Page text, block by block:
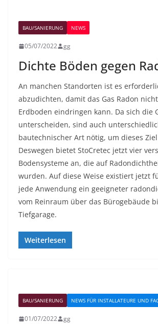
BAU/SANIERUNG NEWS
05/07/2022 gg
Dichte Böden gegen
An manchen Standorten ist es
abzudichten, damit das Gas Radon
Erdboden eindringen kann. Da sich die
unterscheiden, sind auch
bautechnischer Art nötig, um dieses
Deswegen bietet StoCretec jetzt vier
Bodensysteme an, die auf
wurden. Auf diese Weise existiert jetzt
jede Anwendung ein geeigneter
vom Reinraum über das Bürogebäude
Tiefgarage.
Weiterlesen
BAU/SANIERUNG NEWS FÜR INSTALLATEURE UND
01/07/2022 gg